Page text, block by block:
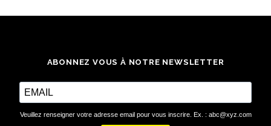
ABONNEZ VOUS À NOTRE NEWSLETTER
Veuillez renseigner votre adresse email pour vous inscrire. Ex. : abc@xyz.com